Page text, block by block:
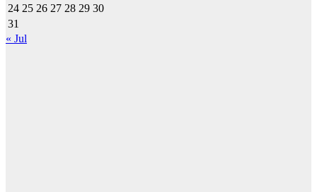
24 25 26 27 28 29 30
31
« Jul